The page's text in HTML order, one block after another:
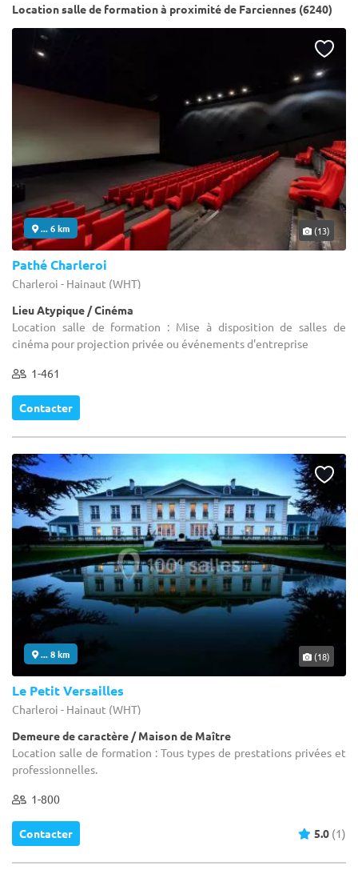
Location salle de formation à proximité de Farciennes (6240)
... 6 km (13)
Pathé Charleroi
Charleroi - Hainaut (WHT)
Lieu Atypique / Cinéma
Location salle de formation : Mise à disposition de salles de
cinéma pour projection privée ou événements d'entreprise
1-461
Contacter
... 8 km (18)
Le Petit Versailles
Charleroi - Hainaut (WHT)
Demeure de caractère / Maison de Maître
Location salle de formation : Tous types de prestations privées et
professionnelles.
1-800
Contacter 5.0 (1)